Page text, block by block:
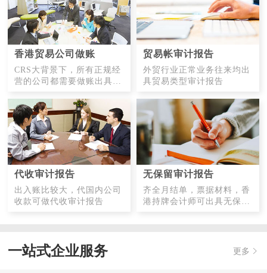
香港贸易公司做账
CRS大背景下，所有正规经
营的公司都需要做账出具财
贸易帐审计报告
外贸行业正常业务往来均出
具贸易类型审计报告
代收审计报告
出入账比较大，代国内公司
收款可做代收审计报告
无保留审计报告
齐全月结单，票据材料，香
港持牌会计师可出具无保留
一站式企业服务 更多